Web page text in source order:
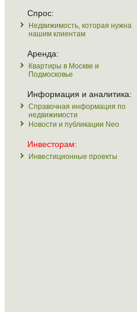
Спрос:
Недвижимость, которая нужна
нашим клиентам
Аренда:
Квартиры в Москве и
Подмосковье
Информация и аналитика:
Справочная информация по
недвижимости
Новости и публикации Neo
Инвесторам:
Инвестиционные проекты